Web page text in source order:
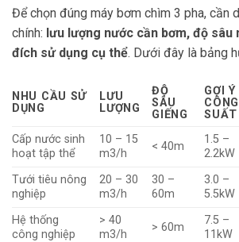
Để chọn đúng máy bơm chìm 3 pha, cần
chính: lưu lượng nước cần bơm, độ sâu
đích sử dụng cụ thể. Dưới đây là bảng
NHU CẦU SỬ
DỤNG
LƯU
LƯỢNG
ĐỘ
SÂU
GIẾNG
GỢI Ý
CÔNG
SUẤT
Cấp nước sinh
hoạt tập thể
10 – 15
m3/h
< 40m
1.5 –
2.2kW
Tưới tiêu nông
nghiệp
20 – 30
m3/h
30 –
60m
3.0 –
5.5kW
Hệ thống
công nghiệp
> 40
m3/h
> 60m
7.5 –
11kW